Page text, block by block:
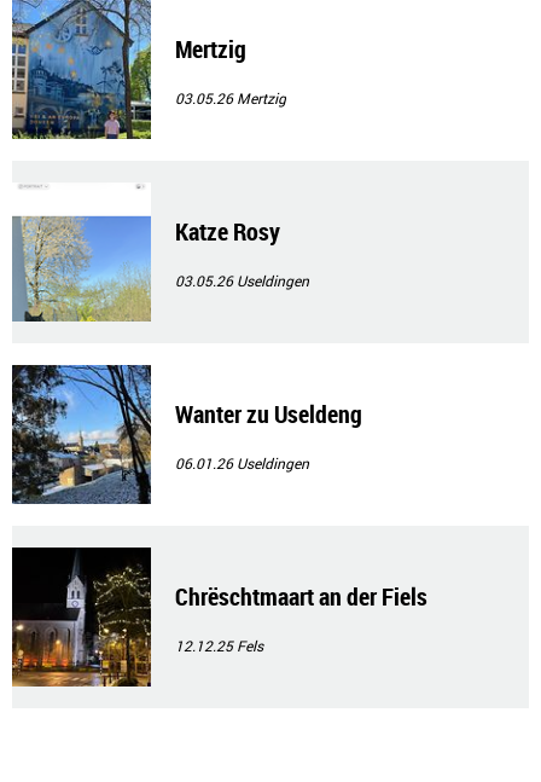
Mertzig
03.05.26Mertzig
Katze Rosy
03.05.26Useldingen
Wanter zu Useldeng
06.01.26Useldingen
Chrëschtmaart an der Fiels
12.12.25Fels